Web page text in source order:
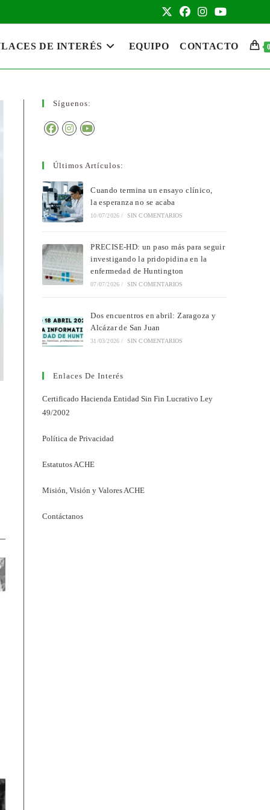
DE INTERÉS EQUIPO CONTACTO 0
Síguenos:
Últimos Artículos:
Cuando termina un ensayo clínico,
la esperanza no se acaba
10/07/2026 / SIN COMENTARIOS
PRECISE-HD: un paso más para seguir
investigando la pridopidina en la
enfermedad de Huntington
07/07/2026 / SIN COMENTARIOS
Dos encuentros en abril: Zaragoza y
Alcázar de San Juan
31/03/2026 / SIN COMENTARIOS
Enlaces De Interés
Certificado Hacienda Entidad Sin Fin Lucrativo Ley
49/2002
Política de Privacidad
Estatutos ACHE
Misión, Visión y Valores ACHE
Contáctanos